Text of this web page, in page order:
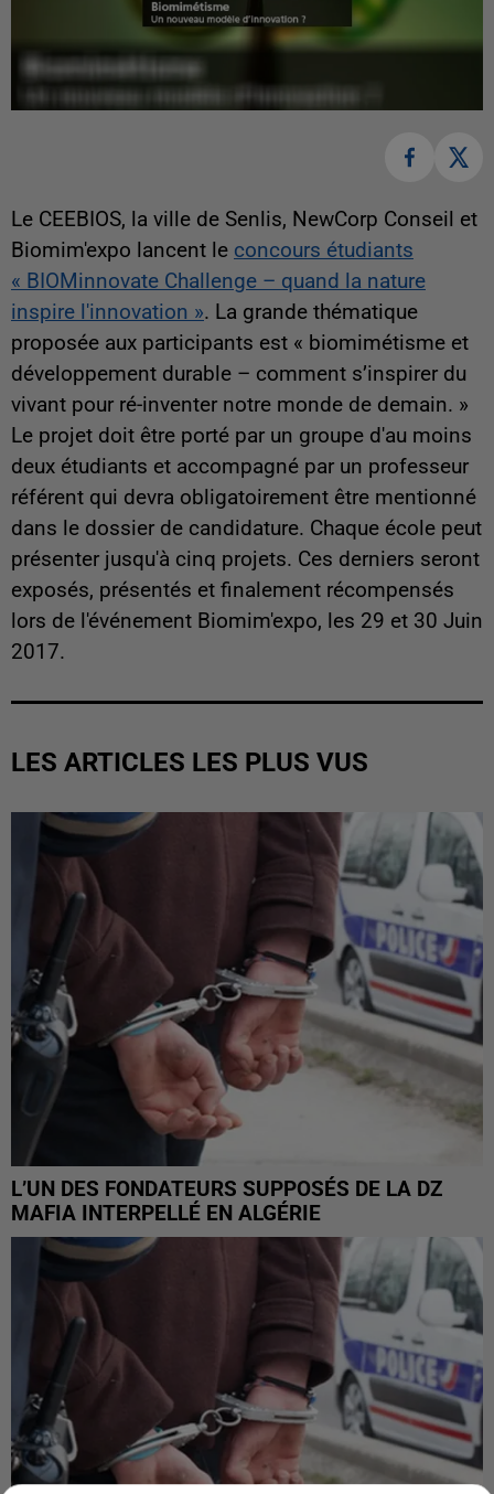
Le CEEBIOS, la ville de Senlis, NewCorp Conseil et
Biomim'expo lancent le concours étudiants
« BIOMinnovate Challenge – quand la nature
inspire l'innovation ». La grande thématique
proposée aux participants est « biomimétisme et
développement durable – comment s’inspirer du
vivant pour ré-inventer notre monde de demain. »
Le projet doit être porté par un groupe d'au moins
deux étudiants et accompagné par un professeur
référent qui devra obligatoirement être mentionné
dans le dossier de candidature. Chaque école peut
présenter jusqu'à cinq projets. Ces derniers seront
exposés, présentés et finalement récompensés
lors de l'événement Biomim'expo, les 29 et 30 Juin
2017.
LES ARTICLES LES PLUS VUS
L’UN DES FONDATEURS SUPPOSÉS DE LA DZ
MAFIA INTERPELLÉ EN ALGÉRIE